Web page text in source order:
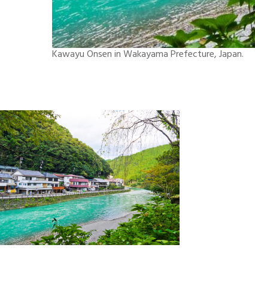
Kawayu Onsen in Wakayama Prefecture, Japan.